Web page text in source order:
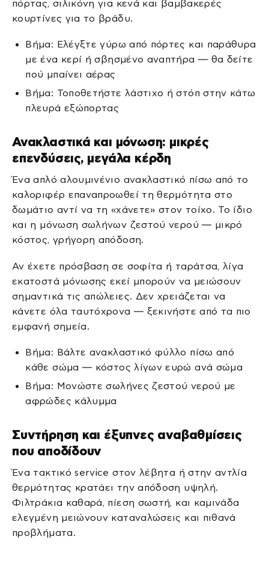
πόρτας, σιλικόνη για κενά και βαμβακερές
κουρτίνες για το βράδυ.
Βήμα: Ελέγξτε γύρω από πόρτες και παράθυρα
με ένα κερί ή σβησμένο αναπτήρα — θα δείτε
πού μπαίνει αέρας
Βήμα: Τοποθετήστε λάστιχο ή στόπ στην κάτω
πλευρά εξώπορτας
Ανακλαστικά και μόνωση: μικρές
επενδύσεις, μεγάλα κέρδη
Ένα απλό αλουμινένιο ανακλαστικό πίσω από το
καλοριφέρ επαναπροωθεί τη θερμότητα στο
δωμάτιο αντί να τη «χάνετε» στον τοίχο. Το ίδιο
και η μόνωση σωλήνων ζεστού νερού — μικρό
κόστος, γρήγορη απόδοση.
Αν έχετε πρόσβαση σε σοφίτα ή ταράτσα, λίγα
εκατοστά μόνωσης εκεί μπορούν να μειώσουν
σημαντικά τις απώλειες. Δεν χρειάζεται να
κάνετε όλα ταυτόχρονα — ξεκινήστε από τα πιο
εμφανή σημεία.
Βήμα: Βάλτε ανακλαστικό φύλλο πίσω από
κάθε σώμα — κόστος λίγων ευρώ ανά σώμα
Βήμα: Μονώστε σωλήνες ζεστού νερού με
αφρώδες κάλυμμα
Συντήρηση και έξυπνες αναβαθμίσεις
που αποδίδουν
Ένα τακτικό service στον λέβητα ή στην αντλία
θερμότητας κρατάει την απόδοση υψηλή.
Φιλτράκια καθαρά, πίεση σωστή, και καμινάδα
ελεγμένη μειώνουν καταναλώσεις και πιθανά
προβλήματα.